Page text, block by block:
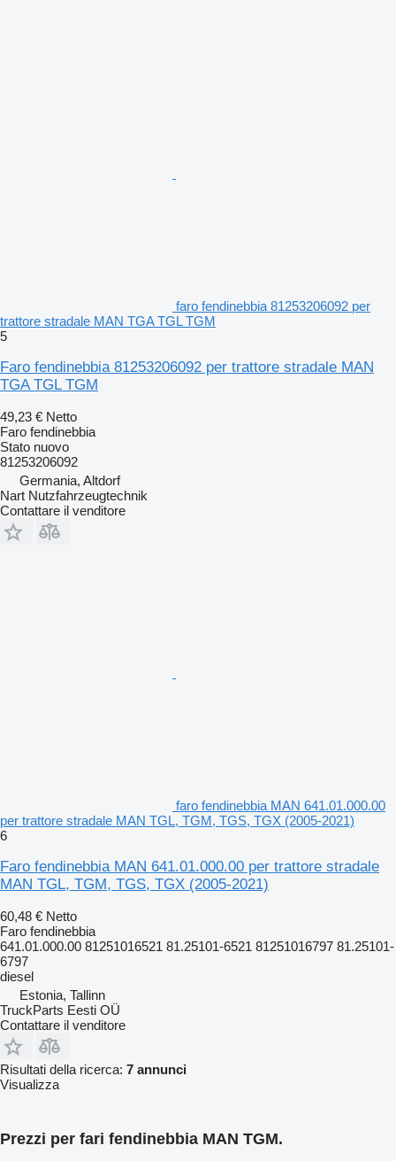
faro fendinebbia 81253206092 per
trattore stradale MAN TGA TGL TGM
5
Faro fendinebbia 81253206092 per trattore stradale MAN
TGA TGL TGM
49,23 € Netto
Faro fendinebbia
Stato nuovo
81253206092
Germania, Altdorf
Nart Nutzfahrzeugtechnik
Contattare il venditore
faro fendinebbia MAN 641.01.000.00
per trattore stradale MAN TGL, TGM, TGS, TGX (2005-2021)
6
Faro fendinebbia MAN 641.01.000.00 per trattore stradale
MAN TGL, TGM, TGS, TGX (2005-2021)
60,48 € Netto
Faro fendinebbia
641.01.000.00 81251016521 81.25101-6521 81251016797 81.25101-
6797
diesel
Estonia, Tallinn
TruckParts Eesti OÜ
Contattare il venditore
Risultati della ricerca: 7 annunci
Visualizza
Prezzi per fari fendinebbia MAN TGM.